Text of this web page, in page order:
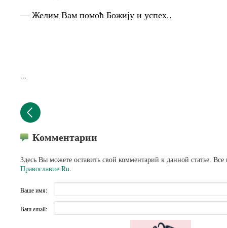
— Желим Вам помоћ Божију и успех..
...
Комментарии
Здесь Вы можете оставить свой комментарий к данной статье.
Православие.Ru.
Ваше имя:
Ваш email: